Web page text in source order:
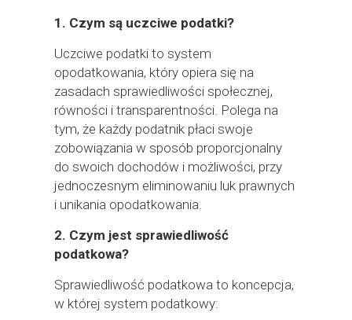
1. Czym są uczciwe podatki?
Uczciwe podatki to system
opodatkowania, który opiera się na
zasadach sprawiedliwości społecznej,
równości i transparentności. Polega na
tym, że każdy podatnik płaci swoje
zobowiązania w sposób proporcjonalny
do swoich dochodów i możliwości, przy
jednoczesnym eliminowaniu luk prawnych
i unikania opodatkowania.
2. Czym jest sprawiedliwość
podatkowa?
Sprawiedliwość podatkowa to koncepcja,
w której system podatkowy: